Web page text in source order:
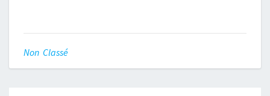
Non Classé